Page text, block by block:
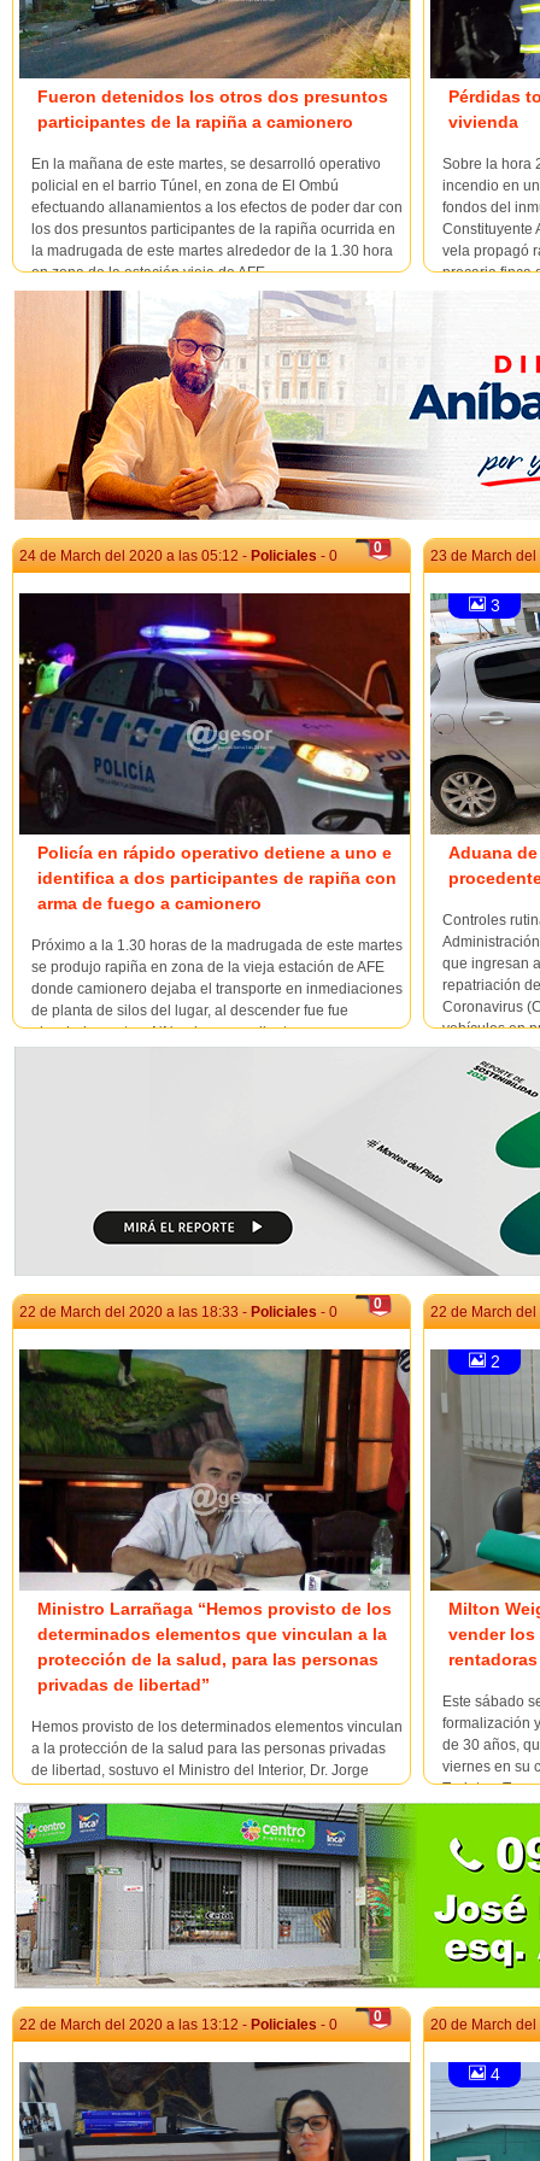
Fueron detenidos los otros dos presuntos
participantes de la rapiña a camionero
En la mañana de este martes, se desarrolló operativo
policial en el barrio Túnel, en zona de El Ombú
efectuando allanamientos a los efectos de poder dar con
los dos presuntos participantes de la rapiña ocurrida en
la madrugada de este martes alrededor de la 1.30 hora
en zona de la estación vieja de AFE -...
Pérdidas
vivienda
Sobre la hora
incendio en
fondos del
Constituyente
vela propagó
precaria finca
0
24 de March del 2020 a las 05:12 - Policiales - 0
Policía en rápido operativo detiene a uno e
identifica a dos participantes de rapiña con
arma de fuego a camionero
Próximo a la 1.30 horas de la madrugada de este martes
se produjo rapiña en zona de la vieja estación de AFE
donde camionero dejaba el transporte en inmediaciones
de planta de silos del lugar, al descender fue fue
abordado por tres NN quienes mediante amenazas con
23 de March
3
Aduana
Controles
que ingresan
repatriación
Coronavirus
vehículos en
0
22 de March del 2020 a las 18:33 - Policiales - 0
Ministro Larrañaga “Hemos provisto de los
determinados elementos que vinculan a la
protección de la salud, para las personas
privadas de libertad”
Hemos provisto de los determinados elementos vinculan
a la protección de la salud para las personas privadas
de libertad, sostuvo el Ministro del Interior, Dr. Jorge
en una rueda de prensa, celebrada en la tarde de este
sábado en Jefatura de Policía de Soriano...
22 de March
2
Milton
vender los
rentadoras
Este sábado
formalización
de 30 años,
viernes en su
Treinta y Tres
requerido por
0
22 de March del 2020 a las 13:12 - Policiales - 0 20 de March
4